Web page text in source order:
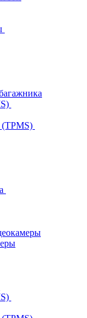
(TPMS)